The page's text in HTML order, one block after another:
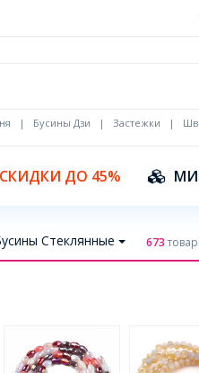
| Бусины Дзи | Застежки |
ДО 45%
Стеклянные 673